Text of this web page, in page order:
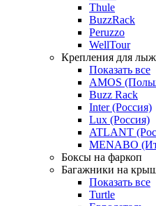
Thule
BuzzRack
Peruzzo
WellTour
Крепления для
Показать все
AMOS
Buzz Rack
Inter (Россия)
Lux (Россия)
ATLANT
MENABO
Боксы на фаркоп
Багажники на
Показать все
Turtle